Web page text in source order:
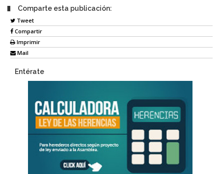
Comparte esta publicación:
Tweet
Compartir
Imprimir
Mail
Entérate